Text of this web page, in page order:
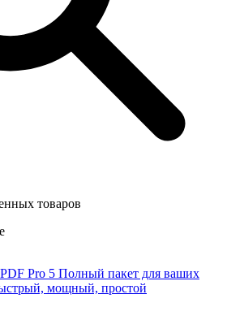
товаров
PDF Pro 5 Полный пакет для ваших
мощный, простой